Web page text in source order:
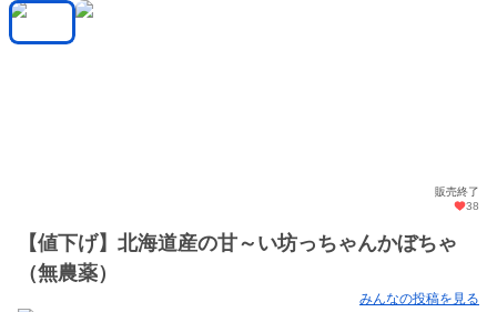
販売終了
38
【値下げ】北海道産の甘～い坊っちゃんかぼちゃ
（無農薬）
みんなの投稿を見る